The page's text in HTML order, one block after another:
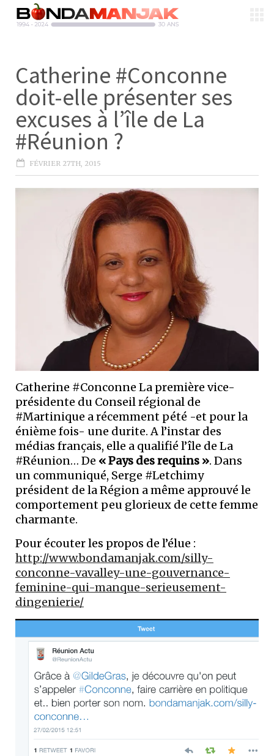
Catherine #Conconne
doit-elle présenter ses
excuses à l’île de La
#Réunion ?
FÉVRIER 27TH, 2015
Catherine #Conconne La première vice-
présidente du Conseil régional de
#Martinique a récemment pété -et pour la
énième fois- une durite. A l’instar des
médias français, elle a qualifié l’île de La
#Réunion… De « Pays des requins ». Dans
un communiqué, Serge #Letchimy
président de la Région a même approuvé le
comportement peu glorieux de cette femme
charmante.
Pour écouter les propos de l’élue :
http://www.bondamanjak.com/silly-
conconne-vavalley-une-gouvernance-
feminine-qui-manque-serieusement-
dingenierie/